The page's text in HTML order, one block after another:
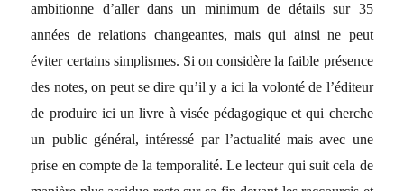
ambitionne d’aller dans un minimum de détails sur 35
années de relations changeantes, mais qui ainsi ne peut
éviter certains simplismes. Si on considère la faible présence
des notes, on peut se dire qu’il y a ici la volonté de l’éditeur
de produire ici un livre à visée pédagogique et qui cherche
un public général, intéressé par l’actualité mais avec une
prise en compte de la temporalité. Le lecteur qui suit cela de